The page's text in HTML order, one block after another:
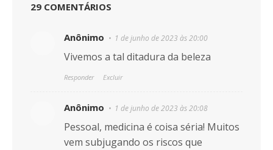
29 COMENTÁRIOS
Anônimo 1 de junho de 2023 às 20:00
Vivemos a tal ditadura da beleza
Responder Excluir
Anônimo 1 de junho de 2023 às 20:08
Pessoal, medicina é coisa séria! Muitos
vem subjugando os riscos que